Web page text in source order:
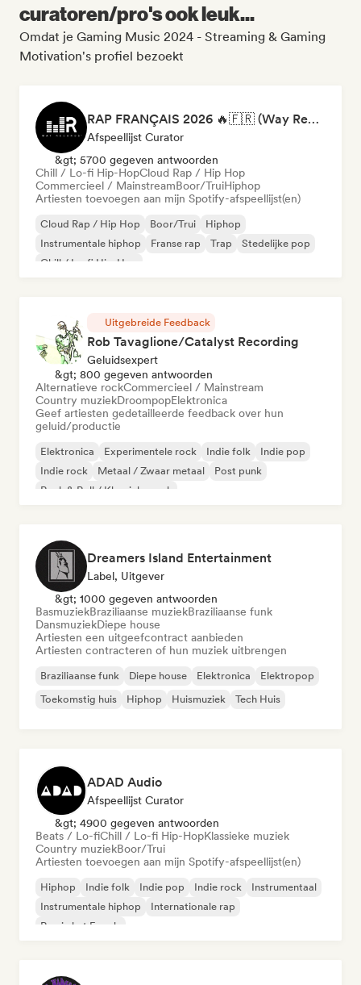
curatoren/pro's ook leuk...
Omdat je Gaming Music 2024 - Streaming & Gaming
Motivation's profiel bezoekt
RAP FRANÇAIS 2026 🔥🇫🇷 (Way Records)
Afspeellijst Curator
&gt; 5700 gegeven antwoorden
Chill / Lo-fi Hip-HopCloud Rap / Hip Hop
Commercieel / MainstreamBoor/TruiHiphop
Artiesten toevoegen aan mijn Spotify-afspeellijst(en)
Cloud Rap / Hip Hop Boor/Trui
Hiphop
Instrumentale hiphop
Franse rap Trap
Stedelijke pop
Chill / Lo-fi Hip-Hop
Uitgebreide Feedback
Rob Tavaglione/Catalyst Recording
Geluidsexpert
&gt; 800 gegeven antwoorden
Alternatieve rockCommercieel / Mainstream
Country muziekDroompopElektronica
Geef artiesten gedetailleerde feedback over hun
geluid/productie
Elektronica Experimentele rock Indie folk
Indie pop
Indie rock
Metaal / Zwaar metaal
Post punk
Rock & Roll / Klassieke rock
Dreamers Island Entertainment
Label, Uitgever
&gt; 1000 gegeven antwoorden
BasmuziekBraziliaanse muziekBraziliaanse funk
DansmuziekDiepe house
Artiesten een uitgeefcontract aanbieden
Artiesten contracteren of hun muziek uitbrengen
Braziliaanse funk Diepe house Elektronica
Elektropop
Toekomstig huis
Hiphop Huismuziek Tech Huis
ADAD Audio
Afspeellijst Curator
&gt; 4900 gegeven antwoorden
Beats / Lo-fiChill / Lo-fi Hip-HopKlassieke muziek
Country muziekBoor/Trui
Artiesten toevoegen aan mijn Spotify-afspeellijst(en)
Hiphop Indie folk Indie pop Indie rock
Instrumentaal
Instrumentale hiphop
Internationale rap
Rap in het Engels